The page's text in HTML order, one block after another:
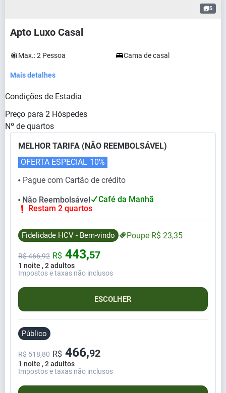
5
Apto Luxo Casal
Max.:2 Pessoa Cama de casal
Mais detalhes
Condições de Estadia
Preço para 2 Hóspedes
Nº de quartos
MELHOR TARIFA (NÃO REEMBOLSÁVEL)
⬤ Pague com Cartão de crédito
OFERTA ESPECIAL 10%
⬤ Não Reembolsável
Café da Manhã
Restam 2 quartos
Fidelidade HCV - Bem-vindo Poupe R$ 23,35
1 noite , 2 adultos
R$466,92 R$ 443,57
Impostos e taxas não inclusos
ESCOLHER
Público
1 noite , 2 adultos
R$ 518,80 R$ 466,92
Impostos e taxas não inclusos